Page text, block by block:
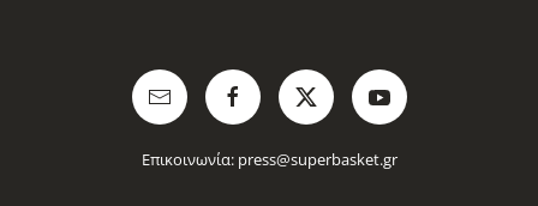
Επικοινωνία: press@superbasket.gr